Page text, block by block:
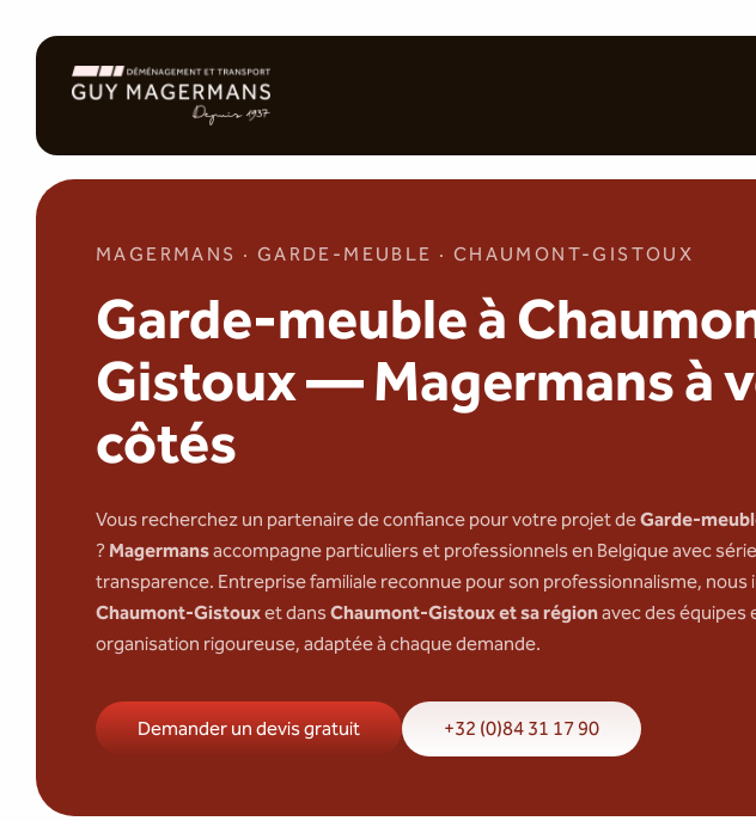
MAGERMANS · GARDE-MEUBLE · CHAUMONT-GISTOUX
Garde-meuble à
Gistoux — Magermans à
côtés
Vous recherchez un partenaire de confiance pour votre projet deGarde-
? Magermansaccompagne particuliers et professionnels en Belgique avec
transparence. Entreprise familiale reconnue pour son professionnalisme, nous
Chaumont-Gistouxet dansChaumont-Gistoux et sa régionavec des
organisation rigoureuse, adaptée à chaque demande.
Demander un devis gratuit +32 (0)84 31 17 90